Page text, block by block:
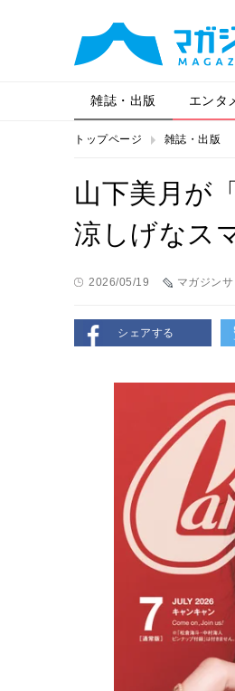
雑誌・出版 エンタ
トップページ 雑誌・出版
山下美月が
涼しげなス
2026/05/19 マガジン
シェアする